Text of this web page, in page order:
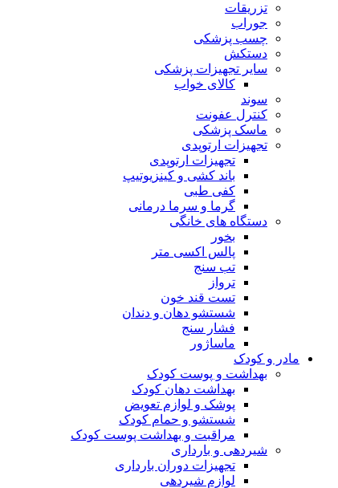
تزریقات
جوراب
چسب پزشکی
دستکش
سایر تجهیزات پزشکی
کالای خواب
سوند
کنترل عفونت
ماسک پزشکی
تجهیزات ارتوپدی
تجهیزات ارتوپدی
باند کشی و کینزیوتیپ
کفی طبی
گرما و سرما درمانی
دستگاه های خانگی
بخور
پالس اکسی متر
تب سنج
ترواز
تست قند خون
شستشو دهان و دندان
فشار سنج
ماساژور
مادر و کودک
بهداشت و پوست کودک
بهداشت دهان کودک
پوشک و لوازم تعویض
شستشو و حمام کودک
مراقبت و بهداشت پوست کودک
شیردهی و بارداری
تجهیزات دوران بارداری
لوازم شیردهی